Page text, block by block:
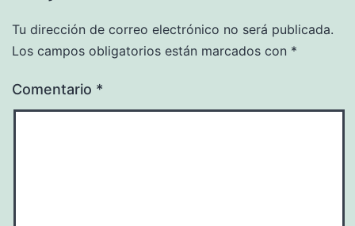
Tu dirección de correo electrónico no será publicada.
Los campos obligatorios están marcados con *
Comentario *